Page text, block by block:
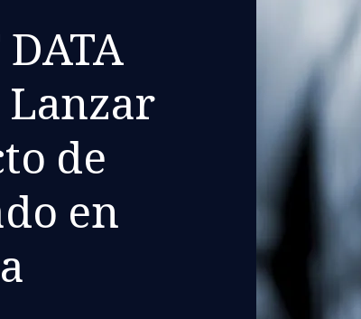
Lanzar
de
en